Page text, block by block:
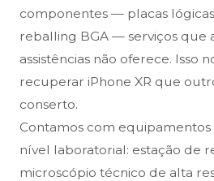
componentes — placas
reballing BGA — serviços que
assistências não oferece. Isso
recuperar iPhone XR que
conserto.
Contamos com equipamentos
nível laboratorial: estação de
microscópio técnico de alta